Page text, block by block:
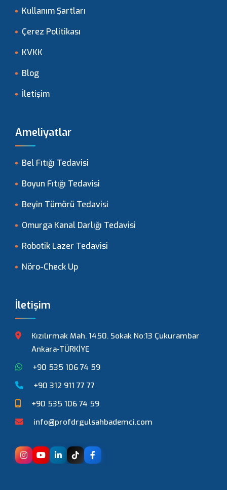
Kullanım Şartları
Çerez Politikası
KVKK
Blog
İletişim
Ameliyatlar
Bel Fıtığı Tedavisi
Boyun Fıtığı Tedavisi
Beyin Tümörü Tedavisi
Omurga Kanal Darlığı Tedavisi
Robotik Lazer Tedavisi
Nöro-Check Up
İletişim
Kızılırmak Mah. 1450. Sokak No:13 Çukurambar
Ankara-TÜRKİYE
+90 535 106 74 59
+90 312 911 77 77
+90 535 106 74 59
info@profdrgulsahbademci.com